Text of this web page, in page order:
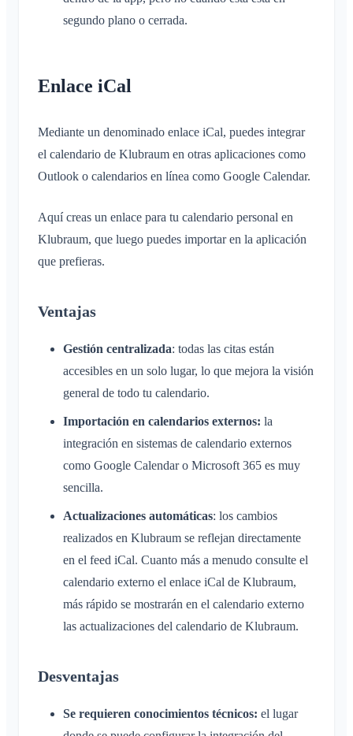
segundo plano o cerrada.
Enlace iCal
Mediante un denominado enlace iCal, puedes integrar
el calendario de Klubraum en otras aplicaciones como
Outlook o calendarios en línea como Google Calendar.
Aquí creas un enlace para tu calendario personal en
Klubraum, que luego puedes importar en la aplicación
que prefieras.
Ventajas
Gestión centralizada: todas las citas están
accesibles en un solo lugar, lo que mejora la visión
general de todo tu calendario.
Importación en calendarios externos: la
integración en sistemas de calendario externos
como Google Calendar o Microsoft 365 es muy
sencilla.
Actualizaciones automáticas: los cambios
realizados en Klubraum se reflejan directamente
en el feed iCal. Cuanto más a menudo consulte el
calendario externo el enlace iCal de Klubraum,
más rápido se mostrarán en el calendario externo
las actualizaciones del calendario de Klubraum.
Desventajas
Se requieren conocimientos técnicos: el lugar